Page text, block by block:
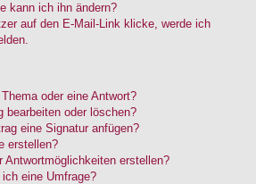
kann ich ihn ändern?
auf den E-Mail-Link klicke, werde ich
oder eine Antwort?
bearbeiten oder löschen?
eine Signatur anfügen?
erstellen?
erstellen?
eine Umfrage?